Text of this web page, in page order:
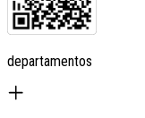
departamentos